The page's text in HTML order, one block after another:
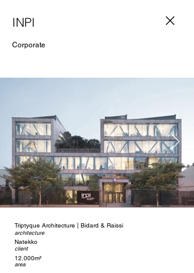
INPI
Corporate
architecture
Triptyque Architecture | Bidard & Raissi
Natekko
client
area
12.000m²